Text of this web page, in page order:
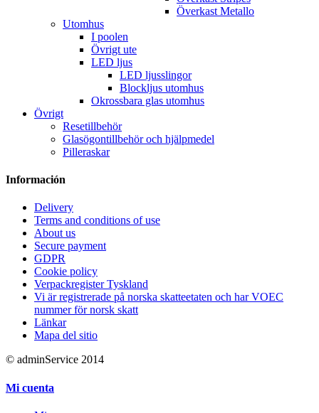
Överkast Metallo
Utomhus
I poolen
Övrigt ute
LED ljus
LED ljusslingor
Blockljus utomhus
Okrossbara glas utomhus
Övrigt
Resetillbehör
Glasögontillbehör och hjälpmedel
Pilleraskar
Información
Delivery
Terms and conditions of use
About us
Secure payment
GDPR
Cookie policy
Verpackregister Tyskland
Vi är registrerade på norska skatteetaten och har VOEC
nummer för norsk skatt
Länkar
Mapa del sitio
© adminService 2014
Mi cuenta